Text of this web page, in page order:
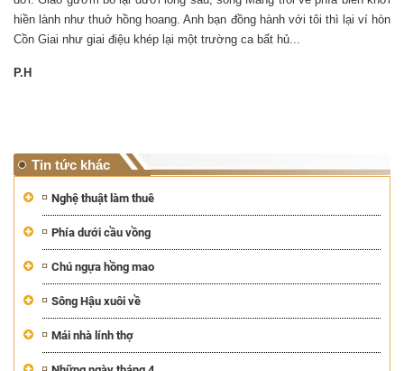
hiền lành như thuở hồng hoang. Anh bạn đồng hành với tôi thì lại ví hòn
Cồn Giai như giai điệu khép lại một trường ca bất hủ...
P.H
Tin tức khác
Nghệ thuật làm thuê
Phía dưới cầu vồng
Chú ngựa hồng mao
Sông Hậu xuôi về
Mái nhà lính thợ